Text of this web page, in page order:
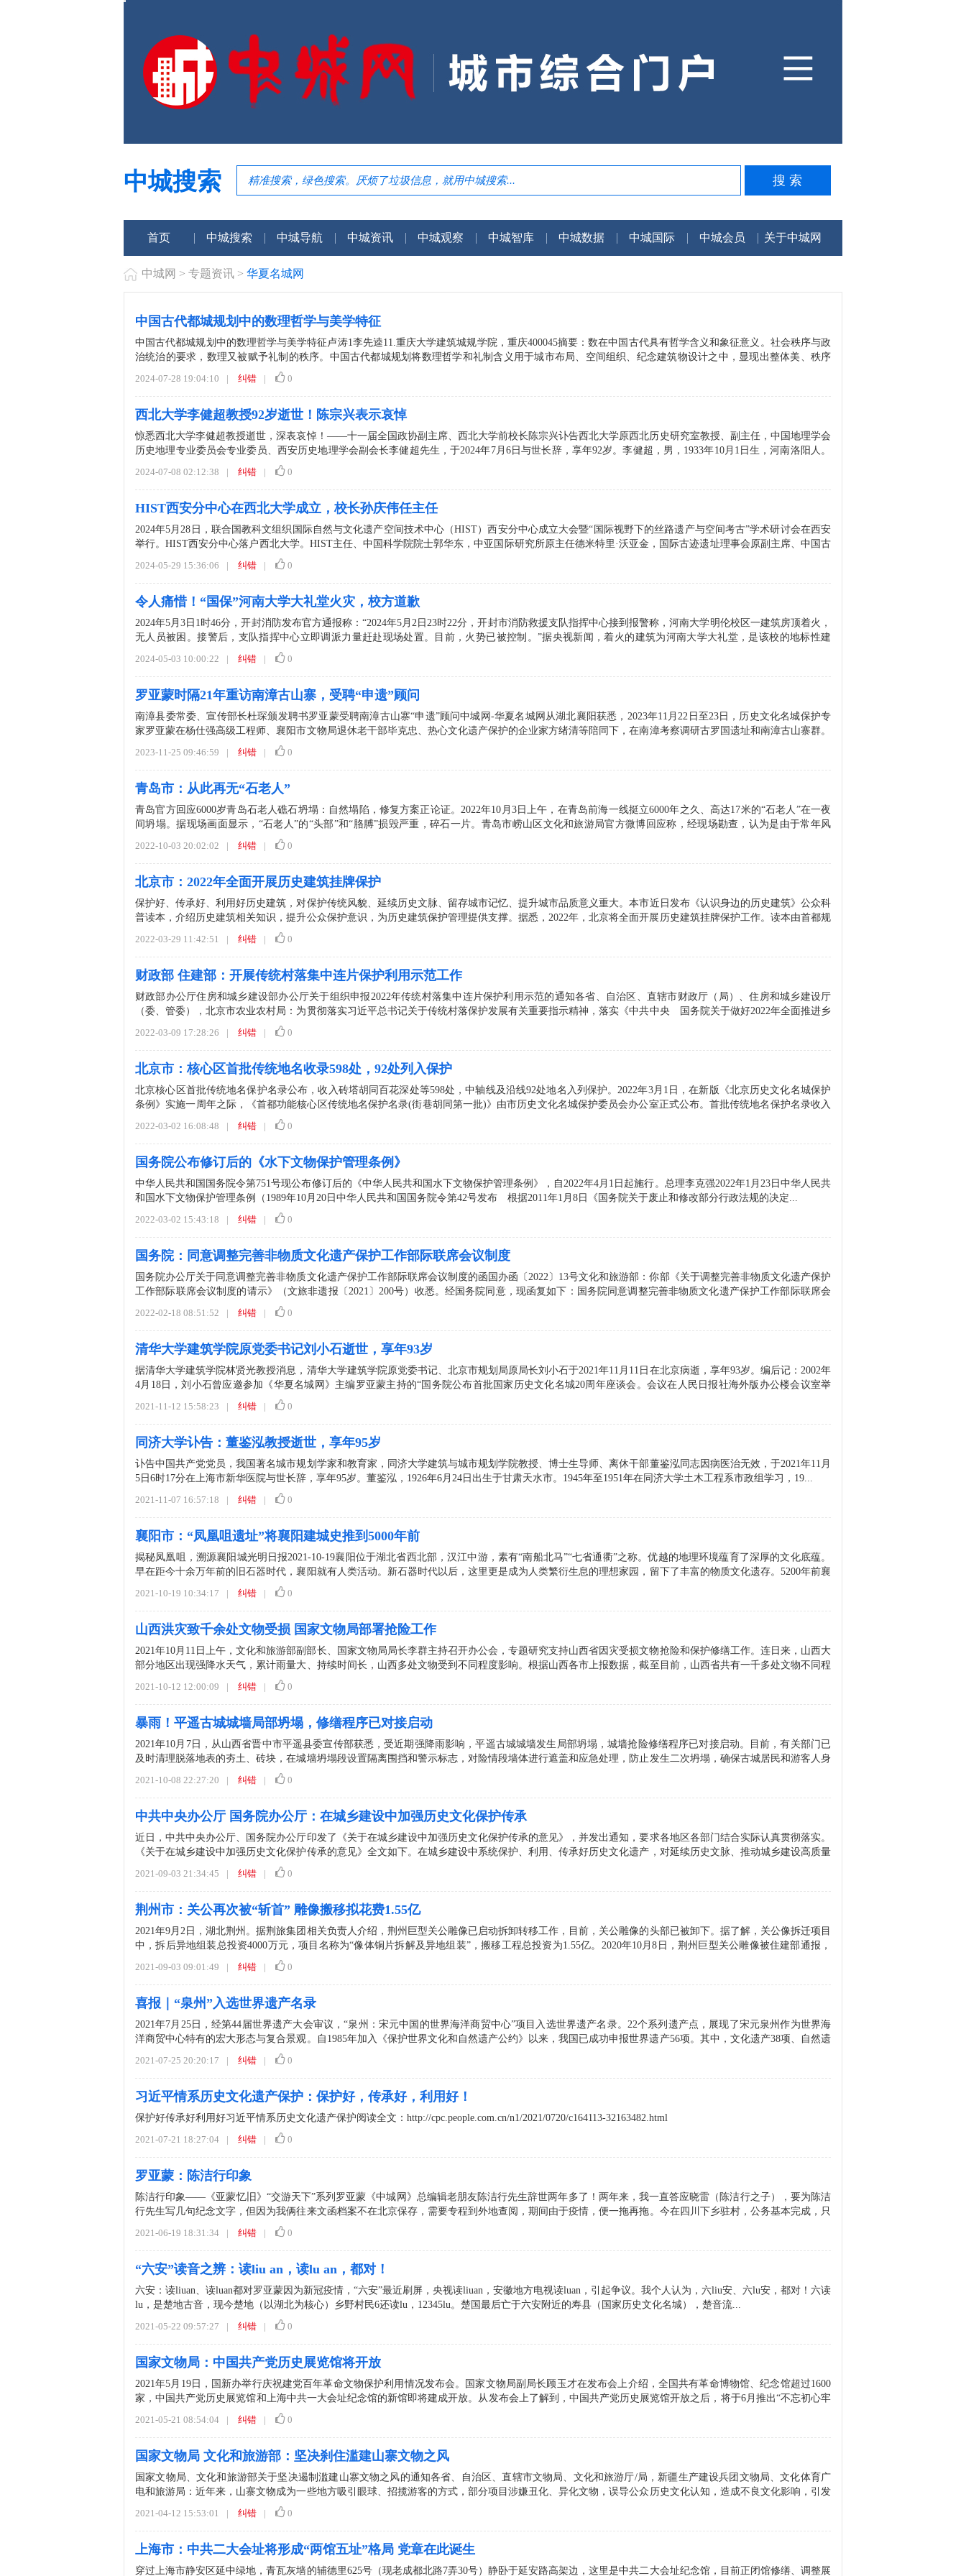
中城搜索
首页 中城搜索 中城导航 中城资讯 中城观察 中城智库 中城数据 中城国际 中城会员 关于中城网
中城网 > 专题资讯 > 华夏名城网
中国古代都城规划中的数理哲学与美学特征
中国古代都城规划中的数理哲学与美学特征卢涛1李先逵11.重庆大学建筑城规学院，重庆400045摘要：数在中国古代具有哲学含义和象征意义。社会秩序与政
治统治的要求，数理又被赋予礼制的秩序。中国古代都城规划将数理哲学和礼制含义用于城市布局、空间组织、纪念建筑物设计之中，显现出整体美、秩序
2024-07-28 19:04:10 | 纠错 | 0
西北大学李健超教授92岁逝世！陈宗兴表示哀悼
惊悉西北大学李健超教授逝世，深表哀悼！——十一届全国政协副主席、西北大学前校长陈宗兴讣告西北大学原西北历史研究室教授、副主任，中国地理学会
历史地理专业委员会专业委员、西安历史地理学会副会长李健超先生，于2024年7月6日与世长辞，享年92岁。李健超，男，1933年10月1日生，河南洛阳人。
2024-07-08 02:12:38 | 纠错 | 0
HIST西安分中心在西北大学成立，校长孙庆伟任主任
2024年5月28日，联合国教科文组织国际自然与文化遗产空间技术中心（HIST）西安分中心成立大会暨“国际视野下的丝路遗产与空间考古”学术研讨会在西安
举行。HIST西安分中心落户西北大学。HIST主任、中国科学院院士郭华东，中亚国际研究所原主任德米特里·沃亚金，国际古迹遗址理事会原副主席、中国古
2024-05-29 15:36:06 | 纠错 | 0
令人痛惜！“国保”河南大学大礼堂火灾，校方道歉
2024年5月3日1时46分，开封消防发布官方通报称：“2024年5月2日23时22分，开封市消防救援支队指挥中心接到报警称，河南大学明伦校区一建筑房顶着火，
无人员被困。接警后，支队指挥中心立即调派力量赶赴现场处置。目前，火势已被控制。”据央视新闻，着火的建筑为河南大学大礼堂，是该校的地标性建
2024-05-03 10:00:22 | 纠错 | 0
罗亚蒙时隔21年重访南漳古山寨，受聘“申遗”顾问
南漳县委常委、宣传部长杜琛颁发聘书罗亚蒙受聘南漳古山寨“申遗”顾问中城网-华夏名城网从湖北襄阳获悉，2023年11月22日至23日，历史文化名城保护专
家罗亚蒙在杨仕强高级工程师、襄阳市文物局退休老干部毕克忠、热心文化遗产保护的企业家方绪清等陪同下，在南漳考察调研古罗国遗址和南漳古山寨群。
2023-11-25 09:46:59 | 纠错 | 0
青岛市：从此再无“石老人”
青岛官方回应6000岁青岛石老人礁石坍塌：自然塌陷，修复方案正论证。2022年10月3日上午，在青岛前海一线挺立6000年之久、高达17米的“石老人”在一夜
间坍塌。据现场画面显示，“石老人”的“头部”和“胳膊”损毁严重，碎石一片。青岛市崂山区文化和旅游局官方微博回应称，经现场勘查，认为是由于常年风
2022-10-03 20:02:02 | 纠错 | 0
北京市：2022年全面开展历史建筑挂牌保护
保护好、传承好、利用好历史建筑，对保护传统风貌、延续历史文脉、留存城市记忆、提升城市品质意义重大。本市近日发布《认识身边的历史建筑》公众科
普读本，介绍历史建筑相关知识，提升公众保护意识，为历史建筑保护管理提供支撑。据悉，2022年，北京将全面开展历史建筑挂牌保护工作。读本由首都规
划建设委员会办公室、...
2022-03-29 11:42:51 | 纠错 | 0
财政部 住建部：开展传统村落集中连片保护利用示范工作
财政部办公厅住房和城乡建设部办公厅关于组织申报2022年传统村落集中连片保护利用示范的通知各省、自治区、直辖市财政厅（局）、住房和城乡建设厅
（委、管委），北京市农业农村局：为贯彻落实习近平总书记关于传统村落保护发展有关重要指示精神，落实《中共中央 国务院关于做好2022年全面推进乡
2022-03-09 17:28:26 | 纠错 | 0
北京市：核心区首批传统地名收录598处，92处列入保护
北京核心区首批传统地名保护名录公布，收入砖塔胡同百花深处等598处，中轴线及沿线92处地名入列保护。2022年3月1日，在新版《北京历史文化名城保护
条例》实施一周年之际，《首都功能核心区传统地名保护名录(街巷胡同第一批)》由市历史文化名城保护委员会办公室正式公布。首批传统地名保护名录收入
2022-03-02 16:08:48 | 纠错 | 0
国务院公布修订后的《水下文物保护管理条例》
中华人民共和国国务院令第751号现公布修订后的《中华人民共和国水下文物保护管理条例》，自2022年4月1日起施行。总理李克强2022年1月23日中华人民共
和国水下文物保护管理条例（1989年10月20日中华人民共和国国务院令第42号发布 根据2011年1月8日《国务院关于废止和修改部分行政法规的决定...
2022-03-02 15:43:18
| 纠错 | 0
国务院：同意调整完善非物质文化遗产保护工作部际联席会议制度
国务院办公厅关于同意调整完善非物质文化遗产保护工作部际联席会议制度的函国办函〔2022〕13号文化和旅游部：你部《关于调整完善非物质文化遗产保护
工作部际联席会议制度的请示》（文旅非遗报〔2021〕200号）收悉。经国务院同意，现函复如下：国务院同意调整完善非物质文化遗产保护工作部际联席会
2022-02-18 08:51:52 | 纠错 | 0
清华大学建筑学院原党委书记刘小石逝世，享年93岁
据清华大学建筑学院林贤光教授消息，清华大学建筑学院原党委书记、北京市规划局原局长刘小石于2021年11月11日在北京病逝，享年93岁。编后记：2002年
4月18日，刘小石曾应邀参加《华夏名城网》主编罗亚蒙主持的“国务院公布首批国家历史文化名城20周年座谈会。会议在人民日报社海外版办公楼会议室举
2021-11-12 15:58:23 | 纠错 | 0
同济大学讣告：董鉴泓教授逝世，享年95岁
讣告中国共产党党员，我国著名城市规划学家和教育家，同济大学建筑与城市规划学院教授、博士生导师、离休干部董鉴泓同志因病医治无效，于2021年11月
5日6时17分在上海市新华医院与世长辞，享年95岁。董鉴泓，1926年6月24日出生于甘肃天水市。1945年至1951年在同济大学土木工程系市政组学习，19...
2021-11-07 16:57:18
| 纠错 | 0
襄阳市：“凤凰咀遗址”将襄阳建城史推到5000年前
揭秘凤凰咀，溯源襄阳城光明日报2021-10-19襄阳位于湖北省西北部，汉江中游，素有“南船北马”“七省通衢”之称。优越的地理环境蕴育了深厚的文化底蕴。
早在距今十余万年前的旧石器时代，襄阳就有人类活动。新石器时代以后，这里更是成为人类繁衍生息的理想家园，留下了丰富的物质文化遗存。5200年前襄
2021-10-19 10:34:17 | 纠错 | 0
山西洪灾致千余处文物受损 国家文物局部署抢险工作
2021年10月11日上午，文化和旅游部副部长、国家文物局局长李群主持召开办公会，专题研究支持山西省因灾受损文物抢险和保护修缮工作。连日来，山西大
部分地区出现强降水天气，累计雨量大、持续时间长，山西多处文物受到不同程度影响。根据山西各市上报数据，截至目前，山西省共有一千多处文物不同程
2021-10-12 12:00:09 | 纠错 | 0
暴雨！平遥古城城墙局部坍塌，修缮程序已对接启动
2021年10月7日，从山西省晋中市平遥县委宣传部获悉，受近期强降雨影响，平遥古城城墙发生局部坍塌，城墙抢险修缮程序已对接启动。目前，有关部门已
及时清理脱落地表的夯土、砖块，在城墙坍塌段设置隔离围挡和警示标志，对险情段墙体进行遮盖和应急处理，防止发生二次坍塌，确保古城居民和游客人身
2021-10-08 22:27:20 | 纠错 | 0
中共中央办公厅 国务院办公厅：在城乡建设中加强历史文化保护传承
近日，中共中央办公厅、国务院办公厅印发了《关于在城乡建设中加强历史文化保护传承的意见》，并发出通知，要求各地区各部门结合实际认真贯彻落实。
《关于在城乡建设中加强历史文化保护传承的意见》全文如下。在城乡建设中系统保护、利用、传承好历史文化遗产，对延续历史文脉、推动城乡建设高质量
发展、坚定文化自信、建设...
2021-09-03 21:34:45 | 纠错 | 0
荆州市：关公再次被“斩首” 雕像搬移拟花费1.55亿
2021年9月2日，湖北荆州。据荆旅集团相关负责人介绍，荆州巨型关公雕像已启动拆卸转移工作，目前，关公雕像的头部已被卸下。据了解，关公像拆迁项目
中，拆后异地组装总投资4000万元，项目名称为“像体铜片拆解及异地组装”，搬移工程总投资为1.55亿。2020年10月8日，荆州巨型关公雕像被住建部通报，
2021-09-03 09:01:49 | 纠错 | 0
喜报｜“泉州”入选世界遗产名录
2021年7月25日，经第44届世界遗产大会审议，“泉州：宋元中国的世界海洋商贸中心”项目入选世界遗产名录。22个系列遗产点，展现了宋元泉州作为世界海
洋商贸中心特有的宏大形态与复合景观。自1985年加入《保护世界文化和自然遗产公约》以来，我国已成功申报世界遗产56项。其中，文化遗产38项、自然遗
2021-07-25 20:20:17 | 纠错 | 0
习近平情系历史文化遗产保护：保护好，传承好，利用好！
保护好传承好利用好习近平情系历史文化遗产保护阅读全文：http://cpc.people.com.cn/n1/2021/0720/c164113-32163482.html
2021-07-21 18:27:04
| 纠错 | 0
罗亚蒙：陈洁行印象
陈洁行印象——《亚蒙忆旧》“交游天下”系列罗亚蒙《中城网》总编辑老朋友陈洁行先生辞世两年多了！两年来，我一直答应晓雷（陈洁行之子），要为陈洁
行先生写几句纪念文字，但因为我俩往来文函档案不在北京保存，需要专程到外地查阅，期间由于疫情，便一拖再拖。今在四川下乡驻村，公务基本完成，只
待领取官文便可回京。难...
2021-06-19 18:31:34 | 纠错 | 0
“六安”读音之辨：读liu an，读lu an，都对！
六安：读liuan、读luan都对罗亚蒙因为新冠疫情，“六安”最近刷屏，央视读liuan，安徽地方电视读luan，引起争议。我个人认为，六liu安、六lu安，都对！六读
lu，是楚地古音，现今楚地（以湖北为核心）乡野村民6还读lu，12345lu。楚国最后亡于六安附近的寿县（国家历史文化名城），楚音流...
2021-05-22 09:57:27
| 纠错 | 0
国家文物局：中国共产党历史展览馆将开放
2021年5月19日，国新办举行庆祝建党百年革命文物保护利用情况发布会。国家文物局副局长顾玉才在发布会上介绍，全国共有革命博物馆、纪念馆超过1600
家，中国共产党历史展览馆和上海中共一大会址纪念馆的新馆即将建成开放。从发布会上了解到，中国共产党历史展览馆开放之后，将于6月推出“不忘初心牢
2021-05-21 08:54:04 | 纠错 | 0
国家文物局 文化和旅游部：坚决刹住滥建山寨文物之风
国家文物局、文化和旅游部关于坚决遏制滥建山寨文物之风的通知各省、自治区、直辖市文物局、文化和旅游厅/局，新疆生产建设兵团文物局、文化体育广
电和旅游局：近年来，山寨文物成为一些地方吸引眼球、招揽游客的方式，部分项目涉嫌丑化、异化文物，误导公众历史文化认知，造成不良文化影响，引发
媒体和社会广泛关注。为遏...
2021-04-12 15:53:01 | 纠错 | 0
上海市：中共二大会址将形成“两馆五址”格局 党章在此诞生
穿过上海市静安区延中绿地，青瓦灰墙的辅德里625号（现老成都北路7弄30号）静卧于延安路高架边，这里是中共二大会址纪念馆，目前正闭馆修缮、调整展